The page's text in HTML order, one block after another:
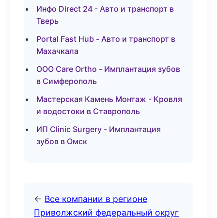
Инфо Direct 24 - Авто и транспорт в
Тверь
Portal Fast Hub - Авто и транспорт в
Махачкала
ООО Care Ortho - Имплантация зубов
в Симферополь
Мастерская Камень Монтаж - Кровля
и водостоки в Ставрополь
ИП Clinic Surgery - Имплантация
зубов в Омск
← Все компании в регионе
Приволжский федеральный округ